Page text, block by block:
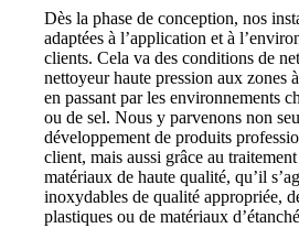
Dès la phase de conception, nos
adaptées à l’application et à
clients. Cela va des conditions de
nettoyeur haute pression aux zones
en passant par les environnements
ou de sel. Nous y parvenons non
développement de produits
client, mais aussi grâce au
matériaux de haute qualité, qu’il
inoxydables de qualité appropriée,
plastiques ou de matériaux